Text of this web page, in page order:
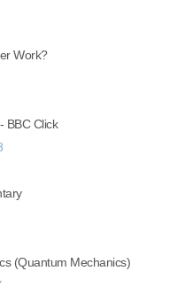
Work?
BBC Click
(Quantum Mechanics)